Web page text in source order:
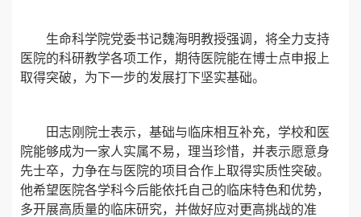
生命科学院党委书记魏海明教授强调，将全力支持
医院的科研教学各项工作，期待医院能在博士点申报上
取得突破，为下一步的发展打下坚实基础。
田志刚院士表示，基础与临床相互补充，学校和医
院能够成为一家人实属不易，理当珍惜，并表示愿意身
先士卒，力争在与医院的项目合作上取得实质性突破。
他希望医院各学科今后能依托自己的临床特色和优势，
多开展高质量的临床研究，并做好应对更高挑战的准